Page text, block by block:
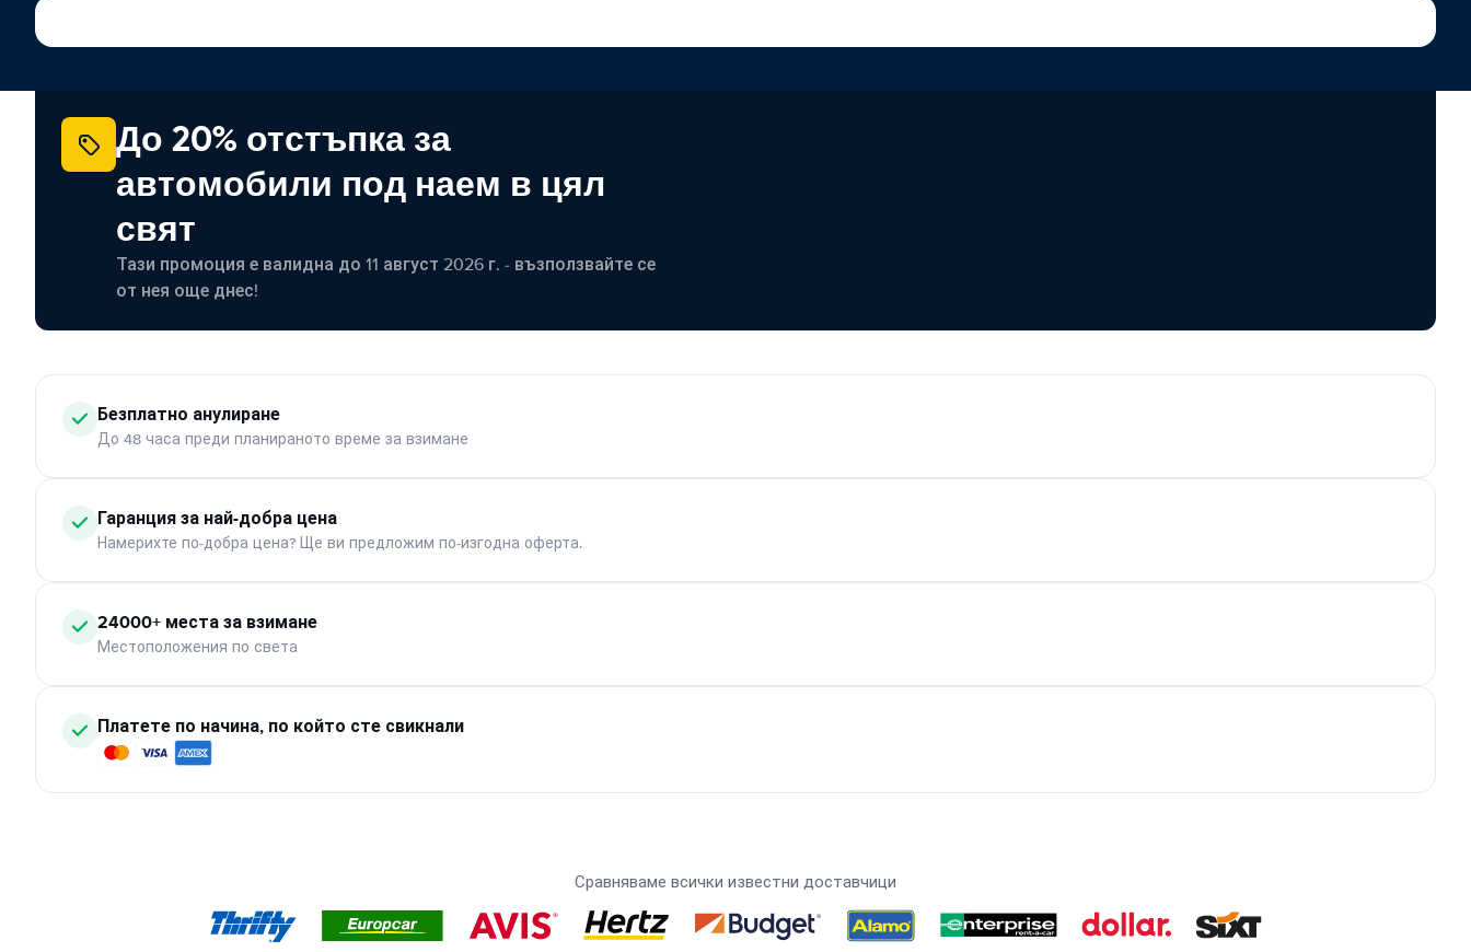
До 20% отстъпка за
автомобили под наем в цял
свят
Тази промоция е валидна до 11 август 2026 г. - възползвайте се
от нея още днес!
Безплатно анулиране
До 48 часа преди планираното време за взимане
Гаранция за най-добра цена
Намерихте по-добра цена? Ще ви предложим по-изгодна оферта.
24000+ места за взимане
Местоположения по света
Платете по начина, по който сте свикнали
Сравняваме всички известни доставчици